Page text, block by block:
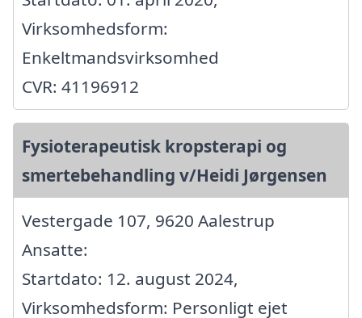
Virksomhedsform:
Enkeltmandsvirksomhed
CVR: 41196912
Fysioterapeutisk kropsterapi og
smertebehandling v/Heidi Jørgensen
Vestergade 107, 9620 Aalestrup
Ansatte:
Startdato: 12. august 2024,
Virksomhedsform: Personligt ejet